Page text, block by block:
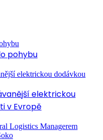
pohybu
elektrickou
v Evropě